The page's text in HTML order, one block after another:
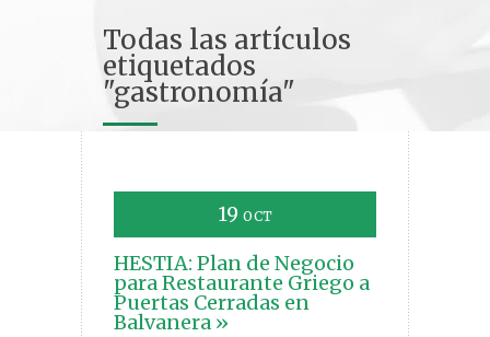
Todas las artículos
etiquetados
"gastronomía"
19 OCT
HESTIA: Plan de Negocio
para Restaurante Griego a
Puertas Cerradas en
Balvanera »